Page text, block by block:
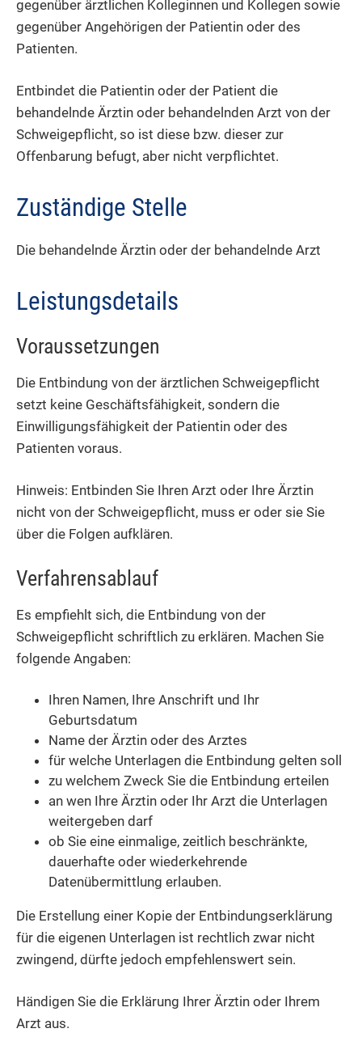
gegenüber ärztlichen Kolleginnen und Kollegen sowie
gegenüber Angehörigen der Patientin oder des
Patienten.
Entbindet die Patientin oder der Patient die
behandelnde Ärztin oder behandelnden Arzt von der
Schweigepflicht, so ist diese bzw. dieser zur
Offenbarung befugt, aber nicht verpflichtet.
Zuständige Stelle
Die behandelnde Ärztin oder der behandelnde Arzt
Leistungsdetails
Voraussetzungen
Die Entbindung von der ärztlichen Schweigepflicht
setzt keine Geschäftsfähigkeit, sondern die
Einwilligungsfähigkeit der Patientin oder des
Patienten voraus.
Hinweis: Entbinden Sie Ihren Arzt oder Ihre Ärztin
nicht von der Schweigepflicht, muss er oder sie Sie
über die Folgen aufklären.
Verfahrensablauf
Es empfiehlt sich, die Entbindung von der
Schweigepflicht schriftlich zu erklären. Machen Sie
folgende Angaben:
Ihren Namen, Ihre Anschrift und Ihr
Geburtsdatum
Name der Ärztin oder des Arztes
für welche Unterlagen die Entbindung gelten soll
zu welchem Zweck Sie die Entbindung erteilen
an wen Ihre Ärztin oder Ihr Arzt die Unterlagen
weitergeben darf
ob Sie eine einmalige, zeitlich beschränkte,
dauerhafte oder wiederkehrende
Datenübermittlung erlauben.
Die Erstellung einer Kopie der Entbindungserklärung
für die eigenen Unterlagen ist rechtlich zwar nicht
zwingend, dürfte jedoch empfehlenswert sein.
Händigen Sie die Erklärung Ihrer Ärztin oder Ihrem
Arzt aus.